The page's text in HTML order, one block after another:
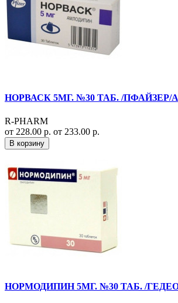
НОРВАСК 5МГ. №30 ТАБ. /
R-PHARM
от 228.00 р. от 233.00 р.
В корзину
НОРМОДИПИН 5МГ. №30 ТАБ. /